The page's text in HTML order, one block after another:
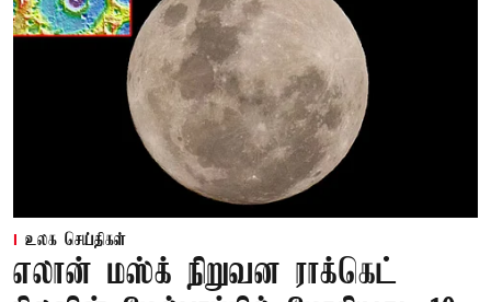
உலக செய்திகள்
எலான் மஸ்க் நிறுவன ராக்கெட்